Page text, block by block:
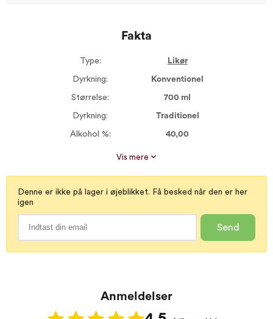
Fakta
Type: Likør
Dyrkning: Konventionel
Størrelse: 700 ml
Dyrkning: Traditionel
Alkohol %: 40,00
Vis mere
Denne er ikke på lager i øjeblikket. Få besked når den er her
igen
Send
Anmeldelser